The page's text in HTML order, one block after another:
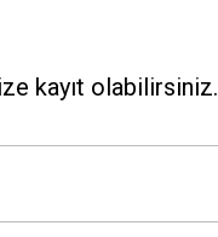
kayıt olabilirsiniz.